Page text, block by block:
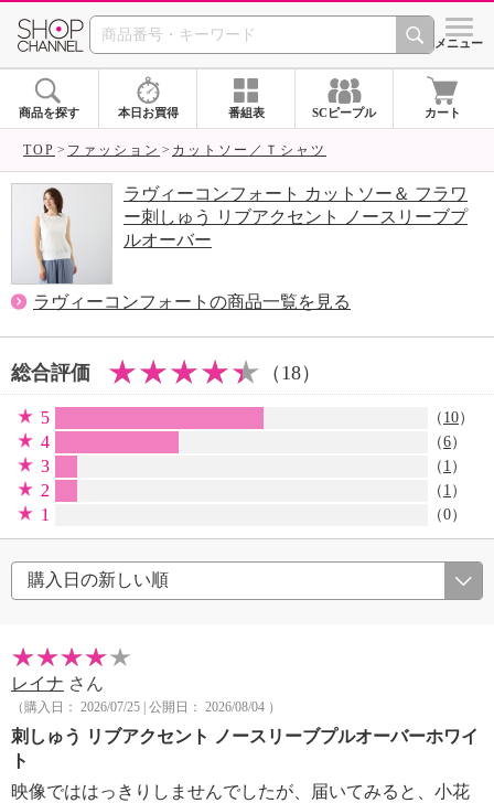
SHOP CHANNEL シメニュー
商品を探す 本日お買得 番組表 SCピープル カート
TOP ファッション カットソー／Ｔシャツ
ラヴィーコンフォート カットソー＆ フラワ
ー刺しゅう リブアクセント ノースリーブプ
ルオーバー
ラヴィーコンフォートの商品一覧を見る
総合評価 （18）
5 （ 10）
4 （6）
3 （ 1 ）
2 （ 1 ）
1 （0）
レイナ さん
（購入日： 2026/07/25 | 公開日： 2026/08/04 ）
刺しゅう リブアクセント ノースリーブプルオーバーホワイ
ト
映像でははっきりしませんでしたが、届いてみると、小花